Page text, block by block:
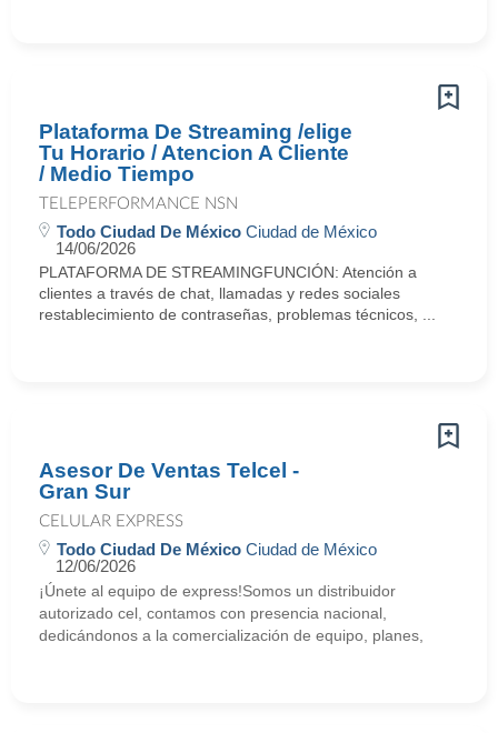
Plataforma De Streaming /elige
Tu Horario / Atencion A Cliente
/ Medio Tiempo
TELEPERFORMANCE NSN
Todo Ciudad De México Ciudad de México
14/06/2026
PLATAFORMA DE STREAMINGFUNCIÓN: Atención a
clientes a través de chat, llamadas y redes sociales
restablecimiento de contraseñas, problemas técnicos, ...
Asesor De Ventas Telcel -
Gran Sur
CELULAR EXPRESS
Todo Ciudad De México Ciudad de México
12/06/2026
¡Únete al equipo de express!Somos un distribuidor
autorizado cel, contamos con presencia nacional,
dedicándonos a la comercialización de equipo, planes,